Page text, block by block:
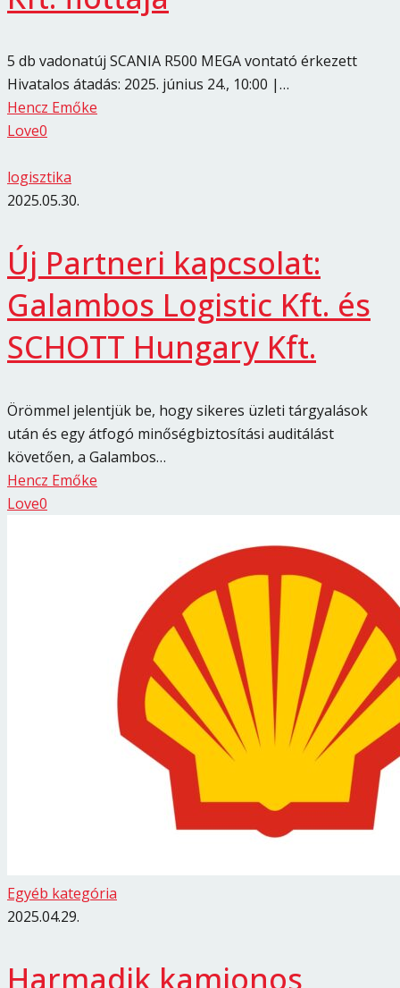
5 db vadonatúj SCANIA R500 MEGA vontató érkezett
Hivatalos átadás: 2025. június 24., 10:00 |…
Hencz Emőke
Love0
logisztika
2025.05.30.
Új Partneri kapcsolat:
Galambos Logistic Kft. és
SCHOTT Hungary Kft.
Örömmel jelentjük be, hogy sikeres üzleti tárgyalások
után és egy átfogó minőségbiztosítási auditálást
követően, a Galambos…
Hencz Emőke
Love0
Egyéb kategória
2025.04.29.
Harmadik kamionos